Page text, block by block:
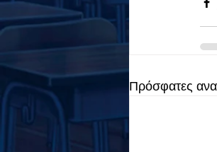
Πρόσφατες